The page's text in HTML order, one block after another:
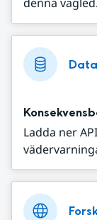
Data
Ladda ner